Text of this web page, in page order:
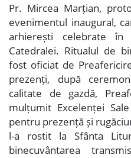
Pr. Mircea Marțian,
evenimentul inaugural,
arhierești celebrate în
Catedralei. Ritualul de
fost oficiat de
prezenți, după
calitate de gazdă,
mulțumit Excelenței
pentru prezență și
l-a rostit la Sfânta
binecuvântarea